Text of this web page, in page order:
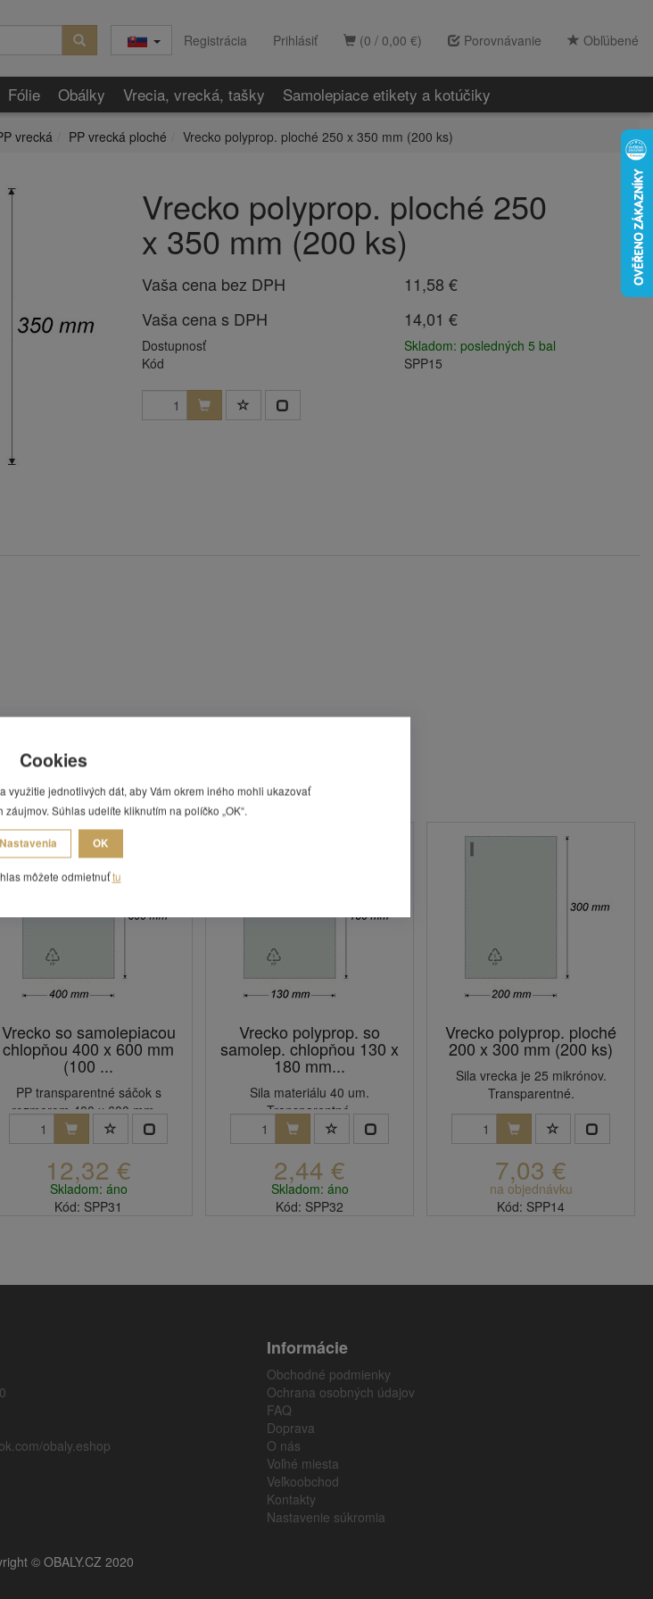
(0 / 0,00 €) Porovnávanie Obľúbené
Registrácia Prihlásiť
Fólie Obálky Vrecia, vrecká, tašky Samolepiace etikety a kotúčiky
vrecká PP vrecká ploché Vrecko polyprop. ploché 250 x 350 mm (200 ks)
Vrecko polyprop. ploché 250
x 350 mm (200 ks)
Vaša cena bez DPH
11,58 €
Vaša cena s DPH
14,01 €
Dostupnosť
Skladom: posledných 5 bal
Kód
SPP15
Vrecko so samolepiacou
chlopňou 400 x 600 mm
(100 ...
PP transparentné sáčok s
rozmerom 400 x 600 mm +
veľkosť klo...
12,32 €
Skladom: áno
Kód: SPP31
Vrecko polyprop. so
samolep. chlopňou 130 x
180 mm...
Sila materiálu 40 um.
Transparentné.
2,44 €
Skladom: áno
Kód: SPP32
Vrecko polyprop. ploché
200 x 300 mm (200 ks)
Sila vrecka je 25 mikrónov.
Transparentné.
7,03 €
na objednávku
Kód: SPP14
obaly.eshop
Informácie
Obchodné podmienky
Ochrana osobných údajov
FAQ
Doprava
O nás
Voľné miesta
Veľkoobchod
Kontakty
Nastavenie súkromia
© OBALY.CZ 2020
Cookies
využitie jednotlivých dát, aby Vám okrem iného mohli ukazovať
Súhlas udelíte kliknutím na políčko „OK“.
Nastavenia OK
môžete odmietnuťtu